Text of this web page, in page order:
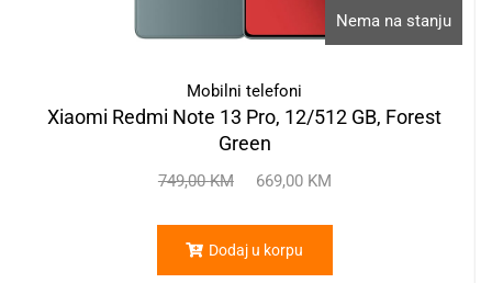
Nema na stanju
Mobilni telefoni
Xiaomi Redmi Note 13 Pro, 12/512 GB, Forest
Green
749,00KM 669,00 KM
Dodaj u korpu